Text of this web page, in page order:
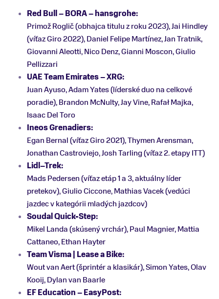
Red Bull – BORA – hansgrohe:
Primož Roglič (obhajca titulu z roku 2023), Jai Hindley
(víťaz Giro 2022), Daniel Felipe Martínez, Jan Tratnik,
Giovanni Aleotti, Nico Denz, Gianni Moscon, Giulio
Pellizzari
UAE Team Emirates – XRG:
Juan Ayuso, Adam Yates (líderské duo na celkové
poradie), Brandon McNulty, Jay Vine, Rafał Majka,
Isaac Del Toro
Ineos Grenadiers:
Egan Bernal (víťaz Giro 2021), Thymen Arensman,
Jonathan Castroviejo, Josh Tarling (víťaz 2. etapy ITT)
Lidl–Trek:
Mads Pedersen (víťaz etáp 1 a 3, aktuálny líder
pretekov), Giulio Ciccone, Mathias Vacek (vedúci
jazdec v kategórii mladých jazdcov)
Soudal Quick-Step:
Mikel Landa (skúsený vrchár), Paul Magnier, Mattia
Cattaneo, Ethan Hayter
Team Visma | Lease a Bike:
Wout van Aert (šprintér a klasikár), Simon Yates, Olav
Kooij, Dylan van Baarle
EF Education – EasyPost: